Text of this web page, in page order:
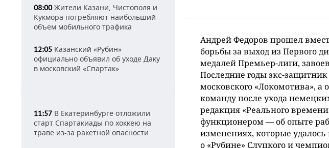
08:00Жители Казани, Чистополя и
Кукмора потребляют наибольший
объем мобильного трафика
12:05 Казанский «Рубин»
официально объявил об уходе Даку
в московский «Спартак»
11:57 В Екатеринбурге отложили
старт Спартакиады по хоккею на
траве из-за ракетной опасности
Андрей Федоров прошел
борьбы за выход из Первого
медалей Премьер-лиги,
Последние годы экс-защитник
московского «Локомотива»,
команду после ухода
редакция «Реального
функционером — об опыте
изменениях, которые
о «Рубине» Слуцкого и